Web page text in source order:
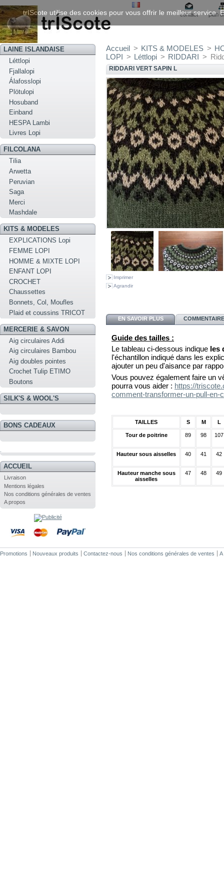
contact plan
LAINE ISLANDAISE
Léttlopi
Fjallalopi
Álafosslopi
Plötulopi
Hosuband
Einband
HESPA Lambi
Livres Lopi
FILCOLANA
Tilia
Arwetta
Peruvian
Saga
Merci
Mashdale
KITS & MODELES
EXPLICATIONS Lopi
FEMME LOPI
HOMME & MIXTE LOPI
ENFANT LOPI
CROCHET
Chaussettes
Bonnets, Col, Moufles
Plaid et coussins TRICOT
MERCERIE & SAVON
Aig circulaires Addi
Aig circulaires Bambou
Aig doubles pointes
Crochet Tulip ETIMO
Boutons
SILK'S & WOOL'S
BONS CADEAUX
ACCUEIL
Livraison
Mentions légales
Nos conditions générales de ventes
A propos
Accueil > KITS & MODELES >
LOPI > Léttlopi > RIDDARI >
RIDDARI VERT SAPIN L
Imprimer
Agrandir
EN SAVOIR PLUS
Guide des tailles :
Le tableau ci-dessous indique les
l'échantillon indiqué dans les
ajouter un peu d'aisance par
Vous pouvez également faire un
pourra vous aider : https://
comment-transformer-un-pull-en-
TAILLES S M L
Tour de poitrine 89 98 107
Hauteur sous aisselles 40 41 42
Hauteur manche sous
aisselles
47 48 49
Promotions Nouveaux produits Contactez-nous Nos conditions générales de ventes A
trIScote utilise des cookies pour vous offrir le meilleur